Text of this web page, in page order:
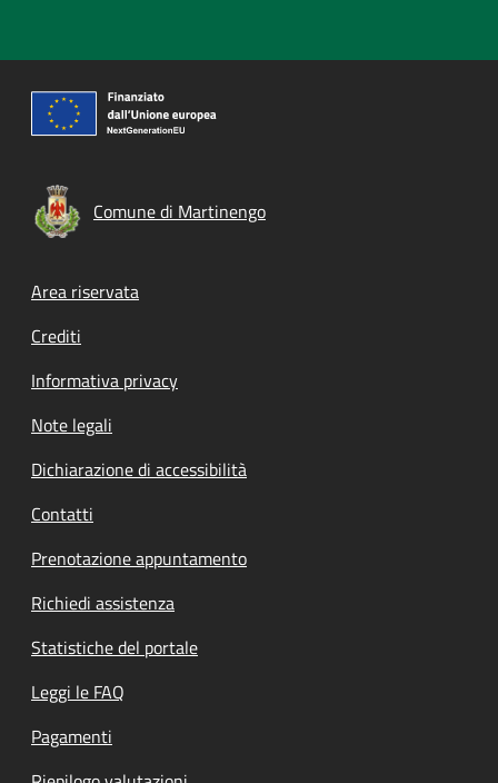
Comune di Martinengo
Footer menu
Area riservata
Crediti
Informativa privacy
Note legali
Dichiarazione di accessibilità
Contatti
Prenotazione appuntamento
Richiedi assistenza
Statistiche del portale
Leggi le FAQ
Pagamenti